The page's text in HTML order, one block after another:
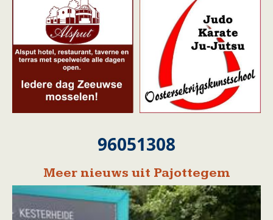
96051308
Meer nieuws uit Pajottegem